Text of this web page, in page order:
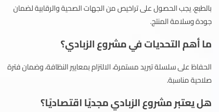
بالطبع، يجب الحصول على تراخيص من الجهات الصحية والرقابية لضمان
جودة وسلامة المنتج.
ما أهم التحديات في مشروع الزبادي؟
الحفاظ على سلسلة تبريد مستمرة، الالتزام بمعايير النظافة، وضمان فترة
صلاحية مناسبة.
هل يعتبر مشروع الزبادي مجديًا اقتصاديًا؟